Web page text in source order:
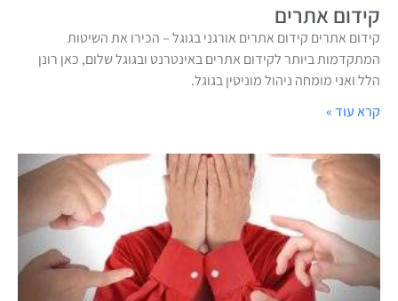
קידום אתרים
קידום אתרים קידום אתרים אורגני בגוגל – הכירו את השיטות
המתקדמות ביותר לקידום אתרים באינטרנט ובגוגל שלום, כאן רונן
הלל ואני מומחה ניהול מוניטין בגוגל.
קרא עוד »